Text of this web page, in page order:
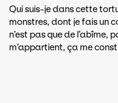
Qui suis-je dans cette
monstres, dont je fais un
n’est pas que de l’abîme,
m’appartient, ça me